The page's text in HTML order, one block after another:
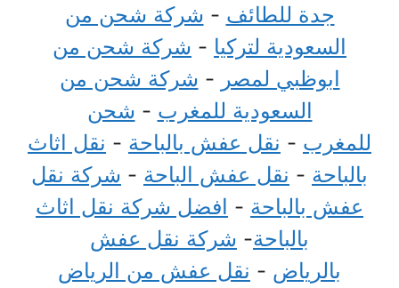
جدة للطائف - شركة شحن من
السعودية لتركيا - شركة شحن من
ابوظبي لمصر - شركة شحن من
السعودية للمغرب - شحن
للمغرب - نقل عفش بالباحة - نقل اثاث
بالباحة - نقل عفش الباحة - شركة نقل
عفش بالباحة - افضل شركة نقل اثاث
بالباحة- شركة نقل عفش
بالرياض - نقل عفش من الرياض